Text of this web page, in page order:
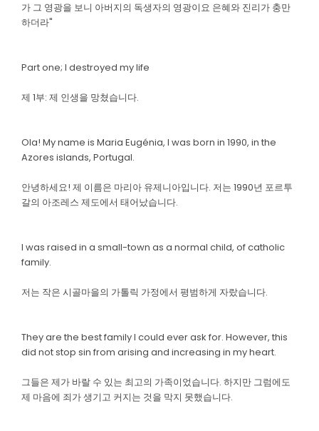
가 그 영광을 보니 아버지의 독생자의 영광이요 은혜와 진리가 충만
하더라"
Part one; I destroyed my life
제 1부: 제 인생을 망쳤습니다.
Ola! My name is Maria Eugénia, I was born in 1990, in the
Azores islands, Portugal.
안녕하세요! 제 이름은 마리아 유제니아입니다. 저는 1990년 포르투
갈의 아조레스 제도에서 태어났습니다.
I was raised in a small-town as a normal child, of catholic
family.
저는 작은 시골마을의 가톨릭 가정에서 평범하게 자랐습니다.
They are the best family I could ever ask for. However, this
did not stop sin from arising and increasing in my heart.
그들은 제가 바랄 수 있는 최고의 가족이었습니다. 하지만 그럼에도
제 마음에 죄가 생기고 커지는 것을 막지 못했습니다.